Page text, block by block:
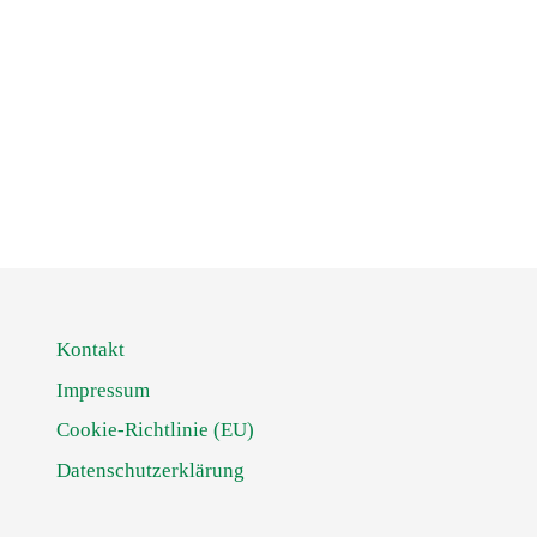
Kontakt
Impressum
Cookie-Richtlinie (EU)
Datenschutzerklärung